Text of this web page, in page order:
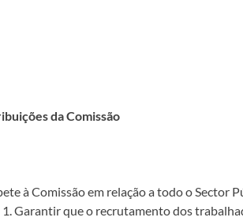
da Comissão
à Comissão em relação a todo o Sector
Garantir que o recrutamento dos